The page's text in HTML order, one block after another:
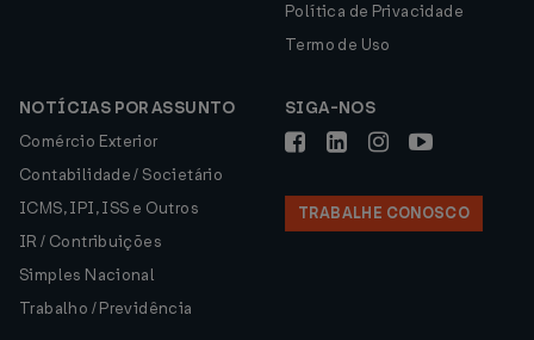
Política de Privacidade
Termo de Uso
NOTÍCIAS POR ASSUNTO
Comércio Exterior
Contabilidade / Societário
ICMS, IPI, ISS e Outros
IR / Contribuições
Simples Nacional
Trabalho / Previdência
SIGA-NOS
TRABALHE CONOSCO